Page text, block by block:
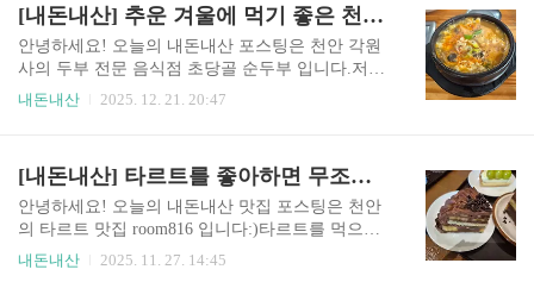
전자베스트샵 원성점 이런 건물 주차장을 이용하
시거나, ..
세한 위치는 아래 링크를 참고해주세요!https://nave
r.me/x3jV4Hev가게 입구가게 입구는 위의 사진처
럼 생겼습니다!가게가 인기가 많아서, 조금만 늦어
도 바로 웨이팅을 하더라구요ㅠㅠ저는 break time
끝나자마자 가서 바로 들어갈 수 있었습니다:)가게
부담이 있을 수 있지만, 커플이나 가족 단위로 가..
[내돈내산] 추운 겨울에 먹기 좋은 천안 각원사 두부 음식점 초당골 순두부
안녕하세요! 오늘의 내돈내산 포스팅은 천안 각원
사의 두부 전문 음식점 초당골 순두부 입니다.저는
여름에 먹으러 갔었는데, 따뜻한게 겨울에 먹기 좋
참고해주세요!https://naver.me/FbOvG4NA가게 입구
초당골 순두부는 도로 쪽에 가게가 있기 때문에 위
의 사진과 같은 표지판을 보시고 찾아가시면 됩니
다!가게 바로 앞과 옆에 주차장이 있습니다.주차장
이 큰 편은 아니지만, 그래도 주차하기 불편하다는
내돈내산 2025. 12. 21. 20:47
[내돈내산] 타르트를 좋아하면 무조건 만족하는 천안 타르트 맛집 room81
안녕하세요! 오늘의 내돈내산 맛집 포스팅은 천안
의 타르트 맛집 room816 입니다:)타르트를 먹으러
한 번 갔었는데, 정말 맛있었습니다٩(˙ᵕ˙⑅๑)장소 신
내돈내산 2025. 11. 27. 14:45